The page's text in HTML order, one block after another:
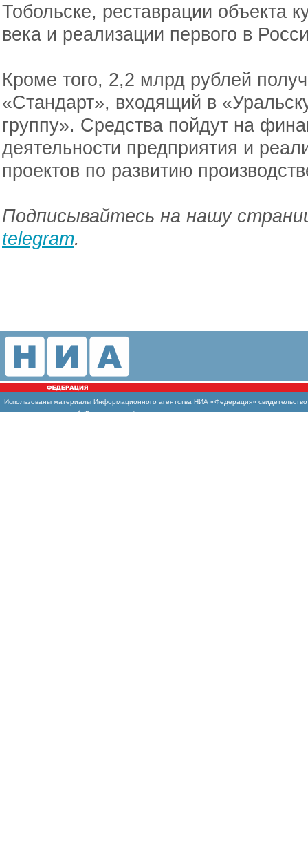
Тобольске, реставрации объекта
века и реализации первого в
Кроме того, 2,2 млрд рублей
«Стандарт», входящий в
группу». Средства пойдут на
деятельности предприятия и
проектов по развитию
Подписывайтесь на нашу
telegram.
Использованы материалы Информационного агентства НИА «Федерация»
массовых коммуникаций (Роскомнадзор)